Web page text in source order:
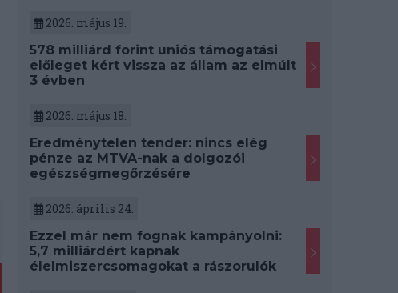
2026. május 19.
578 milliárd forint uniós támogatási
előleget kért vissza az állam az elmúlt
3 évben
2026. május 18.
Eredménytelen tender: nincs elég
pénze az MTVA-nak a dolgozói
egészségmegőrzésére
2026. április 24.
Ezzel már nem fognak kampányolni:
5,7 milliárdért kapnak
élelmiszercsomagokat a rászorulók